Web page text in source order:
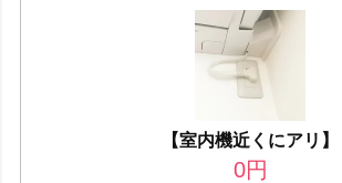
【室内機近くにアリ】
0円